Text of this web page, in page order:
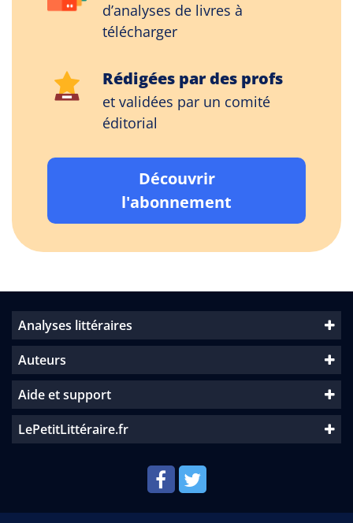
d’analyses de livres à
télécharger
Rédigées par des profs
et validées par un comité
éditorial
Découvrir
l'abonnement
Analyses littéraires
Auteurs
Aide et support
LePetitLittéraire.fr